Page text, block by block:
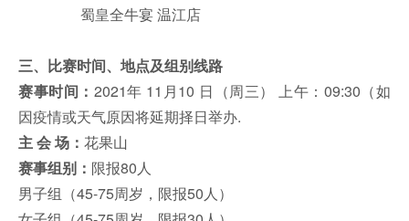
蜀皇全牛宴 温江店
三、比赛时间、地点及组别线路
赛事时间： 2021年 11月10 日（周三） 上午：09:30（如
因疫情或天气原因将延期择日举办.
主 会 场： 花果山
赛事组别： 限报80人
男子组（45-75周岁，限报50人）